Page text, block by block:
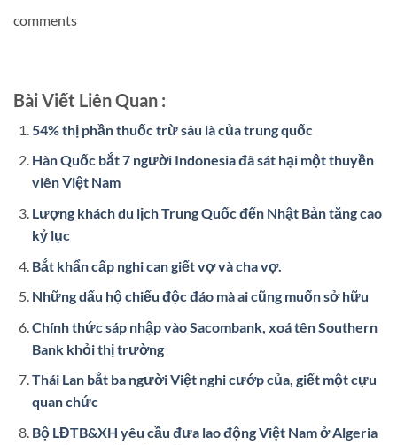
comments
Bài Viết Liên Quan :
54% thị phần thuốc trừ sâu là của trung quốc
Hàn Quốc bắt 7 người Indonesia đã sát hại một thuyền
viên Việt Nam
Lượng khách du lịch Trung Quốc đến Nhật Bản tăng cao
kỷ lục
Bắt khẩn cấp nghi can giết vợ và cha vợ.
Những dấu hộ chiếu độc đáo mà ai cũng muốn sở hữu
Chính thức sáp nhập vào Sacombank, xoá tên Southern
Bank khỏi thị trường
Thái Lan bắt ba người Việt nghi cướp của, giết một cựu
quan chức
Bộ LĐTB&XH yêu cầu đưa lao động Việt Nam ở Algeria